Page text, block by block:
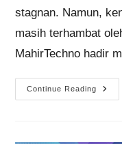
stagnan. Namun,
masih terhambat
MahirTechno hadir
Continue Reading